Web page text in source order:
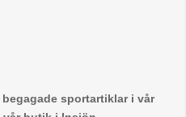
sportartiklar i vår